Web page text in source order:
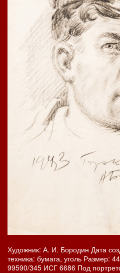
Художник: А. И. Бородин Дата
техника: бумага, уголь Размер:
99590/345 ИСГ 6686 Под